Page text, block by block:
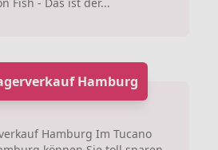
Hamburg
Hamburg Im Tucano